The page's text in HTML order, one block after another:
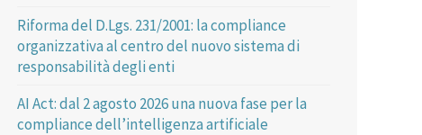
Riforma del D.Lgs. 231/2001: la compliance
organizzativa al centro del nuovo sistema di
responsabilità degli enti
AI Act: dal 2 agosto 2026 una nuova fase per la
compliance dell’intelligenza artificiale